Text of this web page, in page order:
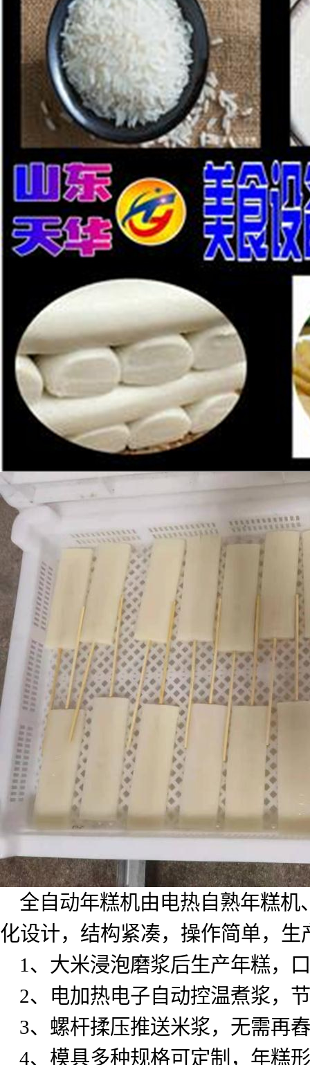
全自动年糕机由电热自熟年糕
化设计，结构紧凑，操作简单，
1 、大米浸泡磨浆后生产年糕，
2、电加热电子自动控温煮浆，
3、螺杆揉压推送米浆，无需再
4、模具多种规格可定制，年糕